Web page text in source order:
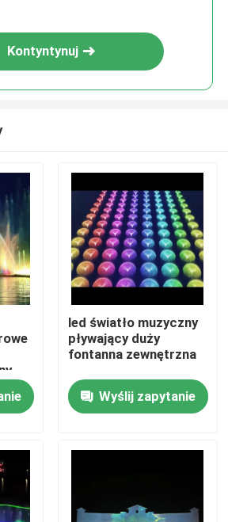
Kontyntynuj
led światło muzyczny
pływający duży
fontanna zewnętrzna
Wyślij zapytanie